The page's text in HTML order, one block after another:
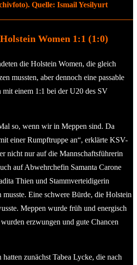
Quelle: Ismail Yesilyurt
Women 1:1 (1:0)
die Holstein Women, die gleich
mussten, aber dennoch eine passable
mit einem 1:1 bei der U20 des SV
so, wenn wir in Meppen sind. Da
einer Rumpftruppe an“, erklärte KSV-
nicht nur auf die Mannschaftsführerin
auf Abwehrchefin Samanta Carone
Thien und Stammverteidigerin
musste. Eine schwere Bürde, die Holstein
Meppen wurde früh und energisch
erzwungen und gute Chancen
zunächst Tabea Lycke, die nach